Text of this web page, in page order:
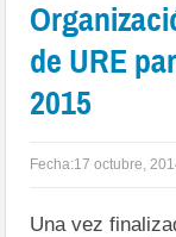
de URE
2015
Fecha:17 octubre,
Una vez